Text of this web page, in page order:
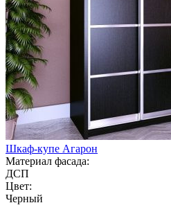
Шкаф-купе Агарон
Материал фасада:
ДСП
Цвет:
Черный